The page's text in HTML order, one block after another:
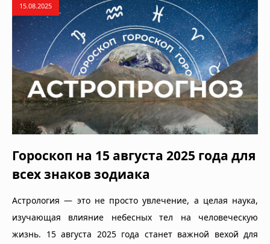
15.08.2025
Гороскоп на 15 августа 2025 года для
всех знаков зодиака
Астрология — это не просто увлечение, а целая наука,
изучающая влияние небесных тел на человеческую
жизнь. 15 августа 2025 года станет важной вехой для